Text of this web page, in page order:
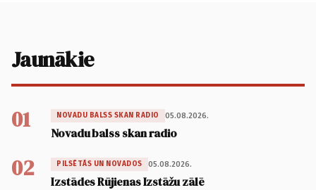
Jaunākie
01 NOVADU BALSS SKAN RADIO 05.08.2026.
Novadu balss skan radio
02 PILSĒTĀS UN NOVADOS 05.08.2026.
Izstādes Rūjienas Izstāžu zālē